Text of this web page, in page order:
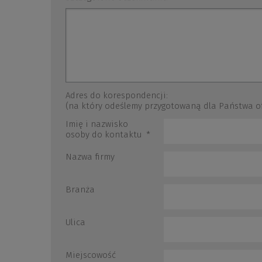
Adres do korespondencji:
(na który odeślemy przygotowaną dla Państwa
Imię i nazwisko
osoby do kontaktu *
Nazwa firmy
Branża
Ulica
Miejscowość